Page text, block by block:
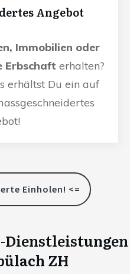
Angebot
Immobilien oder
Erbschaft erhalten?
erhältst Du ein auf
Einholen! <=
ZH